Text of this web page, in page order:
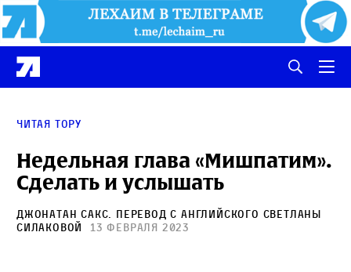
Читая Тору
Недельная глава «Мишпатим».
Сделать и услышать
Джонатан Сакс . Перевод с английского Светланы
Силаковой
13 февраля 2023